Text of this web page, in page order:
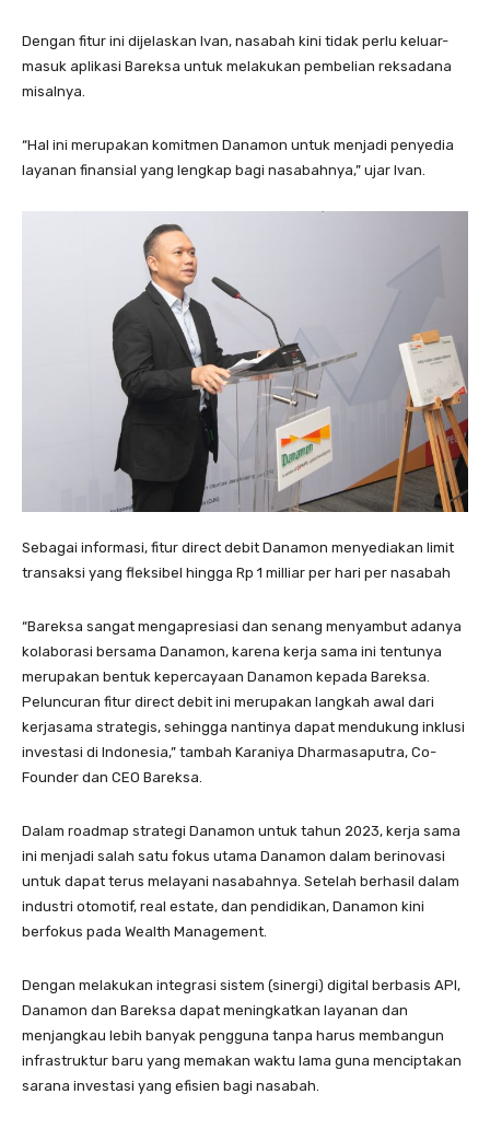
Dengan fitur ini dijelaskan Ivan, nasabah kini tidak perlu keluar-
masuk aplikasi Bareksa untuk melakukan pembelian reksadana
misalnya.
“Hal ini merupakan komitmen Danamon untuk menjadi penyedia
layanan finansial yang lengkap bagi nasabahnya,” ujar Ivan.
Sebagai informasi, fitur direct debit Danamon menyediakan limit
transaksi yang fleksibel hingga Rp 1 milliar per hari per nasabah
“Bareksa sangat mengapresiasi dan senang menyambut adanya
kolaborasi bersama Danamon, karena kerja sama ini tentunya
merupakan bentuk kepercayaan Danamon kepada Bareksa.
Peluncuran fitur direct debit ini merupakan langkah awal dari
kerjasama strategis, sehingga nantinya dapat mendukung inklusi
investasi di Indonesia,” tambah Karaniya Dharmasaputra, Co-
Founder dan CEO Bareksa.
Dalam roadmap strategi Danamon untuk tahun 2023, kerja sama
ini menjadi salah satu fokus utama Danamon dalam berinovasi
untuk dapat terus melayani nasabahnya. Setelah berhasil dalam
industri otomotif, real estate, dan pendidikan, Danamon kini
berfokus pada Wealth Management.
Dengan melakukan integrasi sistem (sinergi) digital berbasis API,
Danamon dan Bareksa dapat meningkatkan layanan dan
menjangkau lebih banyak pengguna tanpa harus membangun
infrastruktur baru yang memakan waktu lama guna menciptakan
sarana investasi yang efisien bagi nasabah.